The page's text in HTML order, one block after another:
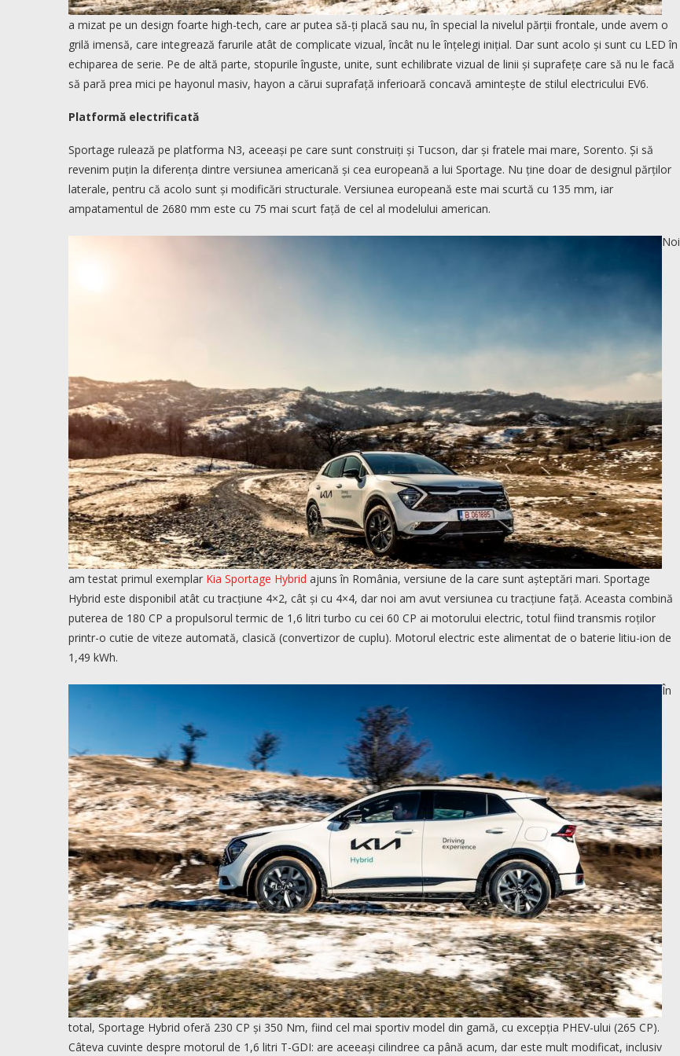
a mizat pe un design foarte high-tech, care ar putea să-ți placă sau nu, în special la nivelul părții frontale, unde avem o
grilă imensă, care integrează farurile atât de complicate vizual, încât nu le înțelegi inițial. Dar sunt acolo și sunt cu LED în
echiparea de serie. Pe de altă parte, stopurile înguste, unite, sunt echilibrate vizual de linii și suprafețe care să nu le facă
să pară prea mici pe hayonul masiv, hayon a cărui suprafață inferioară concavă amintește de stilul electricului EV6.
Platformă electrificată
Sportage rulează pe platforma N3, aceeași pe care sunt construiți și Tucson, dar și fratele mai mare, Sorento. Și să
revenim puțin la diferența dintre versiunea americană și cea europeană a lui Sportage. Nu ține doar de designul părților
laterale, pentru că acolo sunt și modificări structurale. Versiunea europeană este mai scurtă cu 135 mm, iar
ampatamentul de 2680 mm este cu 75 mai scurt față de cel al modelului american.
Noi
am testat primul exemplar Kia Sportage Hybrid ajuns în România, versiune de la care sunt așteptări mari. Sportage
Hybrid este disponibil atât cu tracțiune 4×2, cât și cu 4×4, dar noi am avut versiunea cu tracțiune față. Aceasta combină
puterea de 180 CP a propulsorul termic de 1,6 litri turbo cu cei 60 CP ai motorului electric, totul fiind transmis roților
printr-o cutie de viteze automată, clasică (convertizor de cuplu). Motorul electric este alimentat de o baterie litiu-ion de
1,49 kWh.
În
total, Sportage Hybrid oferă 230 CP și 350 Nm, fiind cel mai sportiv model din gamă, cu excepția PHEV-ului (265 CP).
Câteva cuvinte despre motorul de 1,6 litri T-GDI: are aceeași cilindree ca până acum, dar este mult modificat, inclusiv